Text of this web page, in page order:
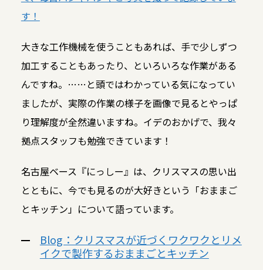
す！
大きな工作機械を使うこともあれば、手で少しずつ
加工することもあったり、といろいろな作業がある
んですね。……と頭ではわかっている気になってい
ましたが、実際の作業の様子を画像で見るとやっぱ
り理解度が全然違いますね。イデのおかげで、我々
拠点スタッフも勉強できています！
名古屋ベース『にっしー』は、クリスマスの思い出
とともに、今でも見るのが大好きという「おままご
とキッチン」について語っています。
Blog：クリスマスが近づくワクワクとリメ
イクで製作するおままごとキッチン